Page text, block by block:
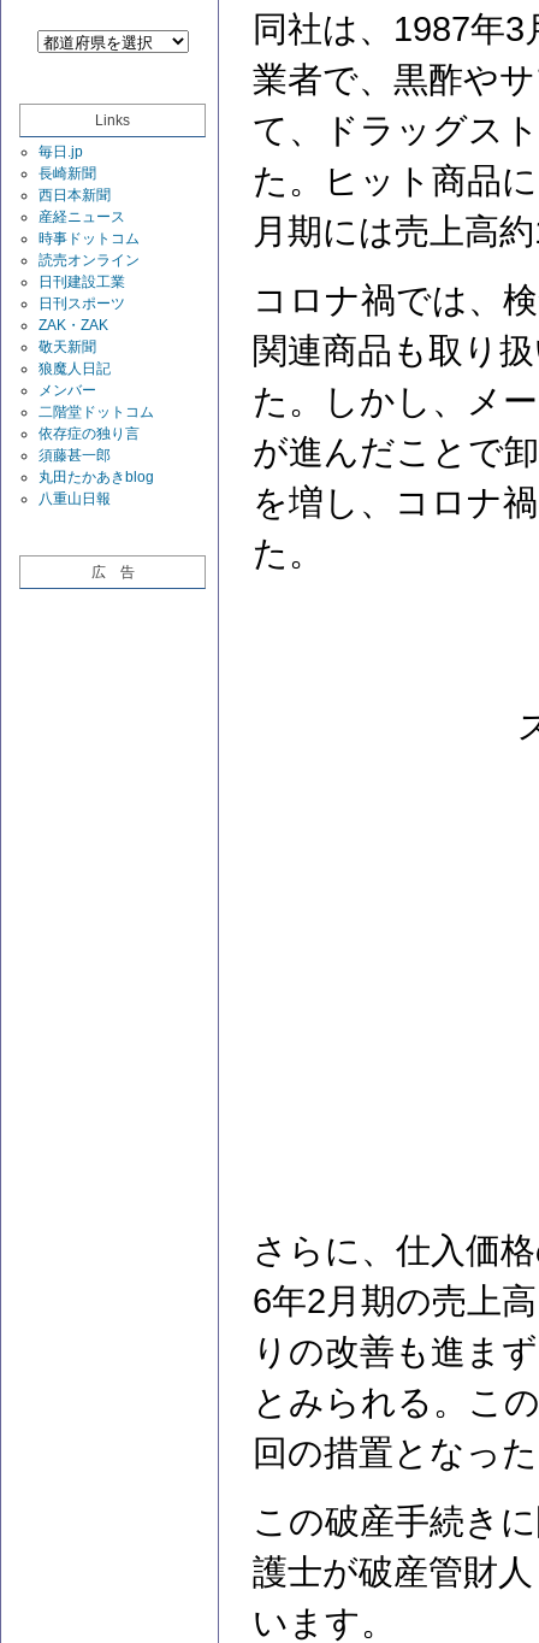
Links
毎日.jp
長崎新聞
西日本新聞
産経ニュース
時事ドットコム
読売オンライン
日刊建設工業
日刊スポーツ
ZAK・ZAK
敬天新聞
狼魔人日記
メンバー
二階堂ドットコム
依存症の独り言
須藤甚一郎
丸田たかあきblog
八重山日報
広 告
同社は、1987年
業者で、黒酢や
て、ドラッグス
た。ヒット商品
月期には売上高
コロナ禍では、
関連商品も取り
た。しかし、メ
が進んだことで
を増し、コロナ
た。
さらに、仕入価
6年2月期の売上
りの改善も進ま
とみられる。こ
回の措置となっ
この破産手続き
護士が破産管財
います。